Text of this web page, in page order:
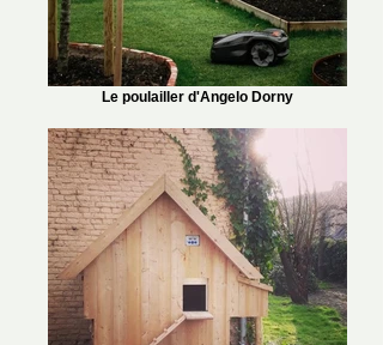
Le poulailler d'Angelo Dorny